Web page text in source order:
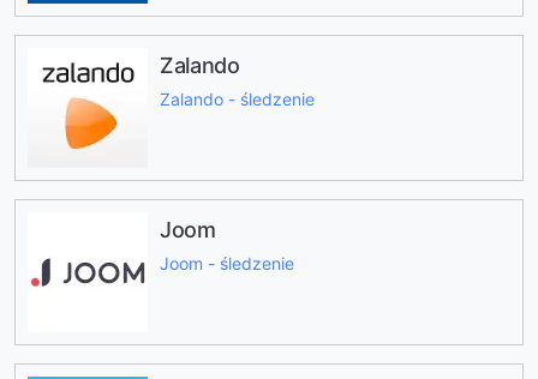
Zalando
Zalando - śledzenie
Joom
Joom - śledzenie